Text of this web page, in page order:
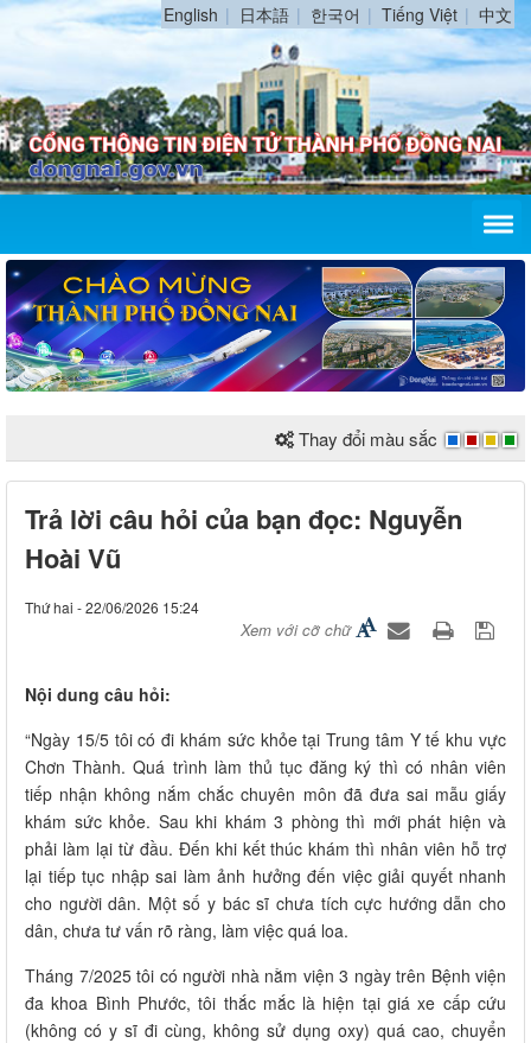
English 日本語 한국어 Tiếng Việt 中文
Thay đổi màu sắc
Trả lời câu hỏi của bạn đọc: Nguyễn
Hoài Vũ
Thứ hai - 22/06/2026 15:24
Xem với cỡ chữ
Nội dung câu hỏi:
“Ngày 15/5 tôi có đi khám sức khỏe tại Trung tâm Y tế khu vực
Chơn Thành. Quá trình làm thủ tục đăng ký thì có nhân viên
tiếp nhận không nắm chắc chuyên môn đã đưa sai mẫu giấy
khám sức khỏe. Sau khi khám 3 phòng thì mới phát hiện và
phải làm lại từ đầu. Đến khi kết thúc khám thì nhân viên hỗ trợ
lại tiếp tục nhập sai làm ảnh hưởng đến việc giải quyết nhanh
cho người dân. Một số y bác sĩ chưa tích cực hướng dẫn cho
dân, chưa tư vấn rõ ràng, làm việc quá loa.
Tháng 7/2025 tôi có người nhà nằm viện 3 ngày trên Bệnh viện
đa khoa Bình Phước, tôi thắc mắc là hiện tại giá xe cấp cứu
(không có y sĩ đi cùng, không sử dụng oxy) quá cao, chuyển